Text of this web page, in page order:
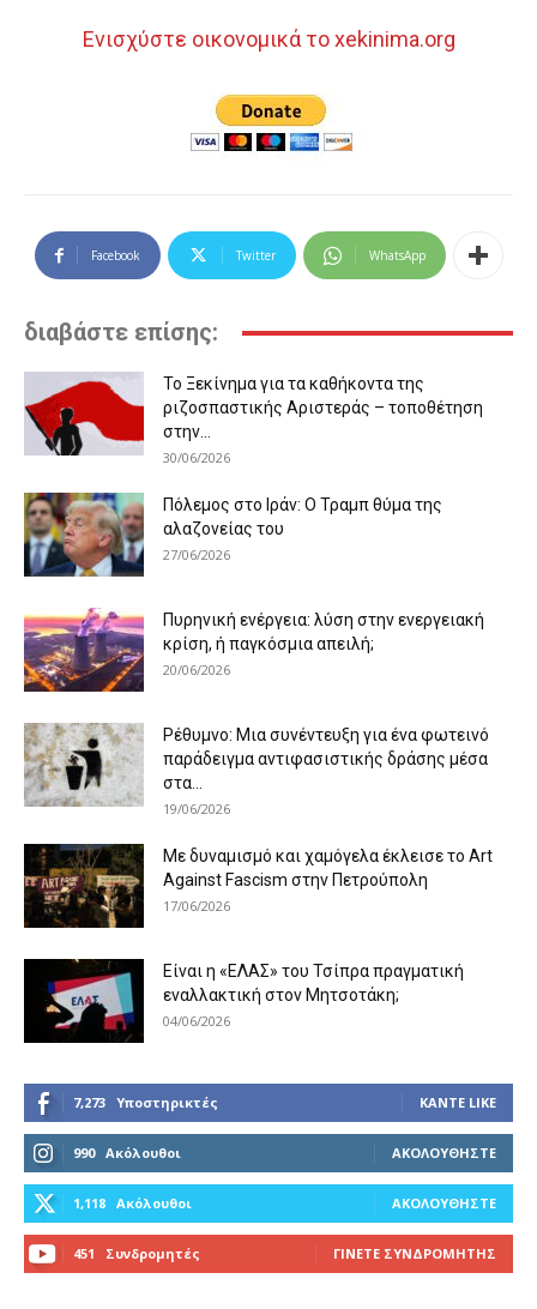
Ενισχύστε οικονομικά το xekinima.org
Facebook Twitter WhatsApp
διαβάστε επίσης:
Το Ξεκίνημα για τα καθήκοντα της
ριζοσπαστικής Αριστεράς – τοποθέτηση
στην...
30/06/2026
Πόλεμος στο Ιράν: Ο Τραμπ θύμα της
αλαζονείας του
27/06/2026
Πυρηνική ενέργεια: λύση στην ενεργειακή
κρίση, ή παγκόσμια απειλή;
20/06/2026
Ρέθυμνο: Μια συνέντευξη για ένα φωτεινό
παράδειγμα αντιφασιστικής δράσης μέσα
στα...
19/06/2026
Με δυναμισμό και χαμόγελα έκλεισε το Art
Against Fascism στην Πετρούπολη
17/06/2026
Είναι η «ΕΛΑΣ» του Τσίπρα πραγματική
εναλλακτική στον Μητσοτάκη;
04/06/2026
7,273 Υποστηρικτές ΚΆΝΤΕ LIKE
990 Ακόλουθοι ΑΚΟΛΟΥΘΉΣΤΕ
1,118 Ακόλουθοι ΑΚΟΛΟΥΘΉΣΤΕ
451 Συνδρομητές ΓΊΝΕΤΕ ΣΥΝΔΡΟΜΗΤΉΣ